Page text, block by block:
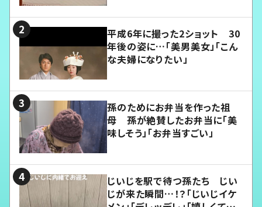
平成6年に撮った2ショット 30
年後の姿に…「美男美女」「こん
な夫婦になりたい」
孫のためにお弁当を作った祖
母 孫が絶賛したお弁当に「美
味しそう」「お弁当すごい」
じいじを駅で待つ孫たち じい
じが来た瞬間…！？「じいじイケ